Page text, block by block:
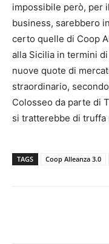
impossibile però, per
business, sarebbero
certo quelle di Coop
alla Sicilia in termini
nuove quote di
straordinario,
Colosseo da parte di
si tratterebbe di truffa
TAGS Coop Alleanza 3.0